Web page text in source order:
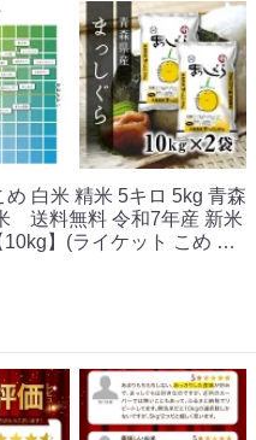
白米 精米 5キロ 5kg 青森
送料無料 令和7年産 新米
】(ライケット こめ 米)